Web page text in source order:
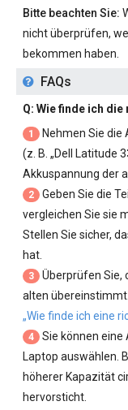
Bitte beachten Sie:
nicht überprüfen,
bekommen haben.
FAQs
Q: Wie finde ich
1
Nehmen Sie die
(z. B. „Dell Latitude
Akkuspannung der
2
Geben Sie die
vergleichen Sie sie
Stellen Sie sicher,
hat.
3
Überprüfen Sie,
alten
„Wie finde ich eine
4
Sie können
Laptop auswählen.
höherer Kapazität
hervorsticht.